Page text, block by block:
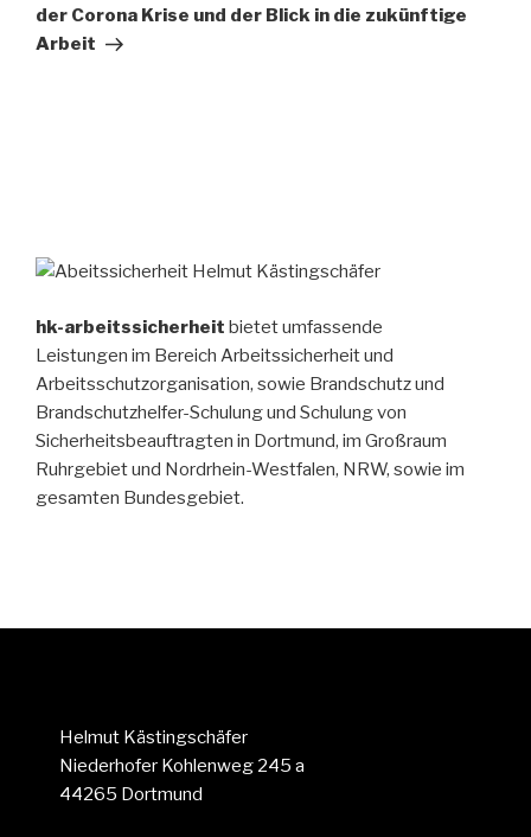
der Corona Krise und der Blick in die zukünftige
Arbeit
hk-arbeitssicherheit bietet umfassende
Leistungen im Bereich Arbeitssicherheit und
Arbeitsschutzorganisation, sowie Brandschutz und
Brandschutzhelfer-Schulung und Schulung von
Sicherheitsbeauftragten in Dortmund, im Großraum
Ruhrgebiet und Nordrhein-Westfalen, NRW, sowie im
gesamten Bundesgebiet.
Helmut Kästingschäfer
Niederhofer Kohlenweg 245 a
44265 Dortmund